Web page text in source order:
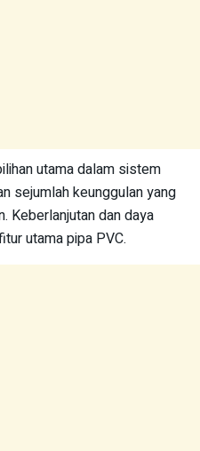
utama dalam sistem
sejumlah keunggulan yang
Keberlanjutan dan daya
utama pipa PVC.